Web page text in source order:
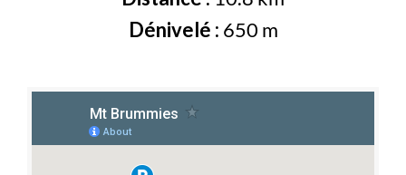
Dénivelé : 650 m